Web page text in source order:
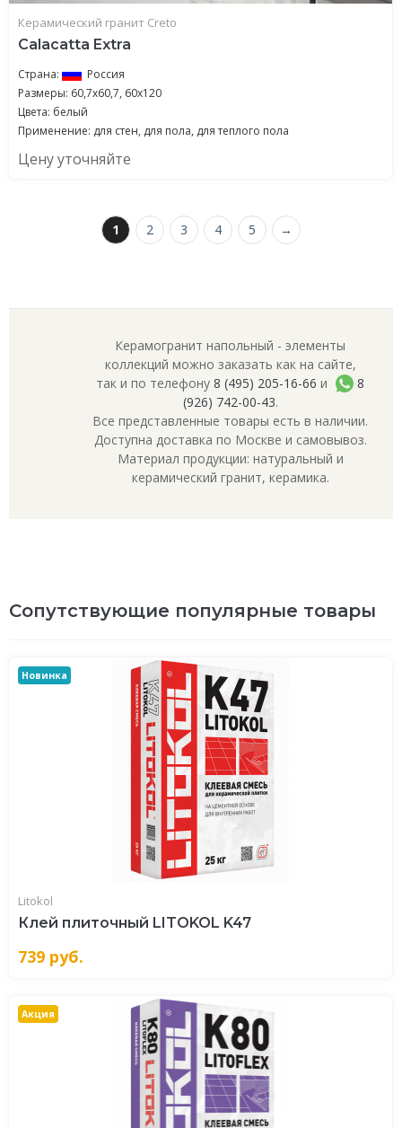
Керамический гранит Creto
Calacatta Extra
Страна:
Россия
Размеры: 60,7х60,7, 60x120
Цвета: белый
Применение: для стен, для пола, для теплого пола
Цену уточняйте
1 2 3 4 5 →
Керамогранит напольный - элементы
коллекций можно заказать как на сайте,
так и по телефону 8 (495) 205-16-66 и
8
(926) 742-00-43.
Все представленные товары есть в наличии.
Доступна доставка по Москве и самовывоз.
Материал продукции: натуральный и
керамический гранит, керамика.
Сопутствующие популярные товары
Новинка
Litokol
Клей плиточный LITOKOL K47
739 руб.
Акция